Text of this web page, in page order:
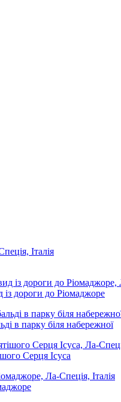
дороги до Ріомаджоре
в парку біля набережної
Серця Ісуса